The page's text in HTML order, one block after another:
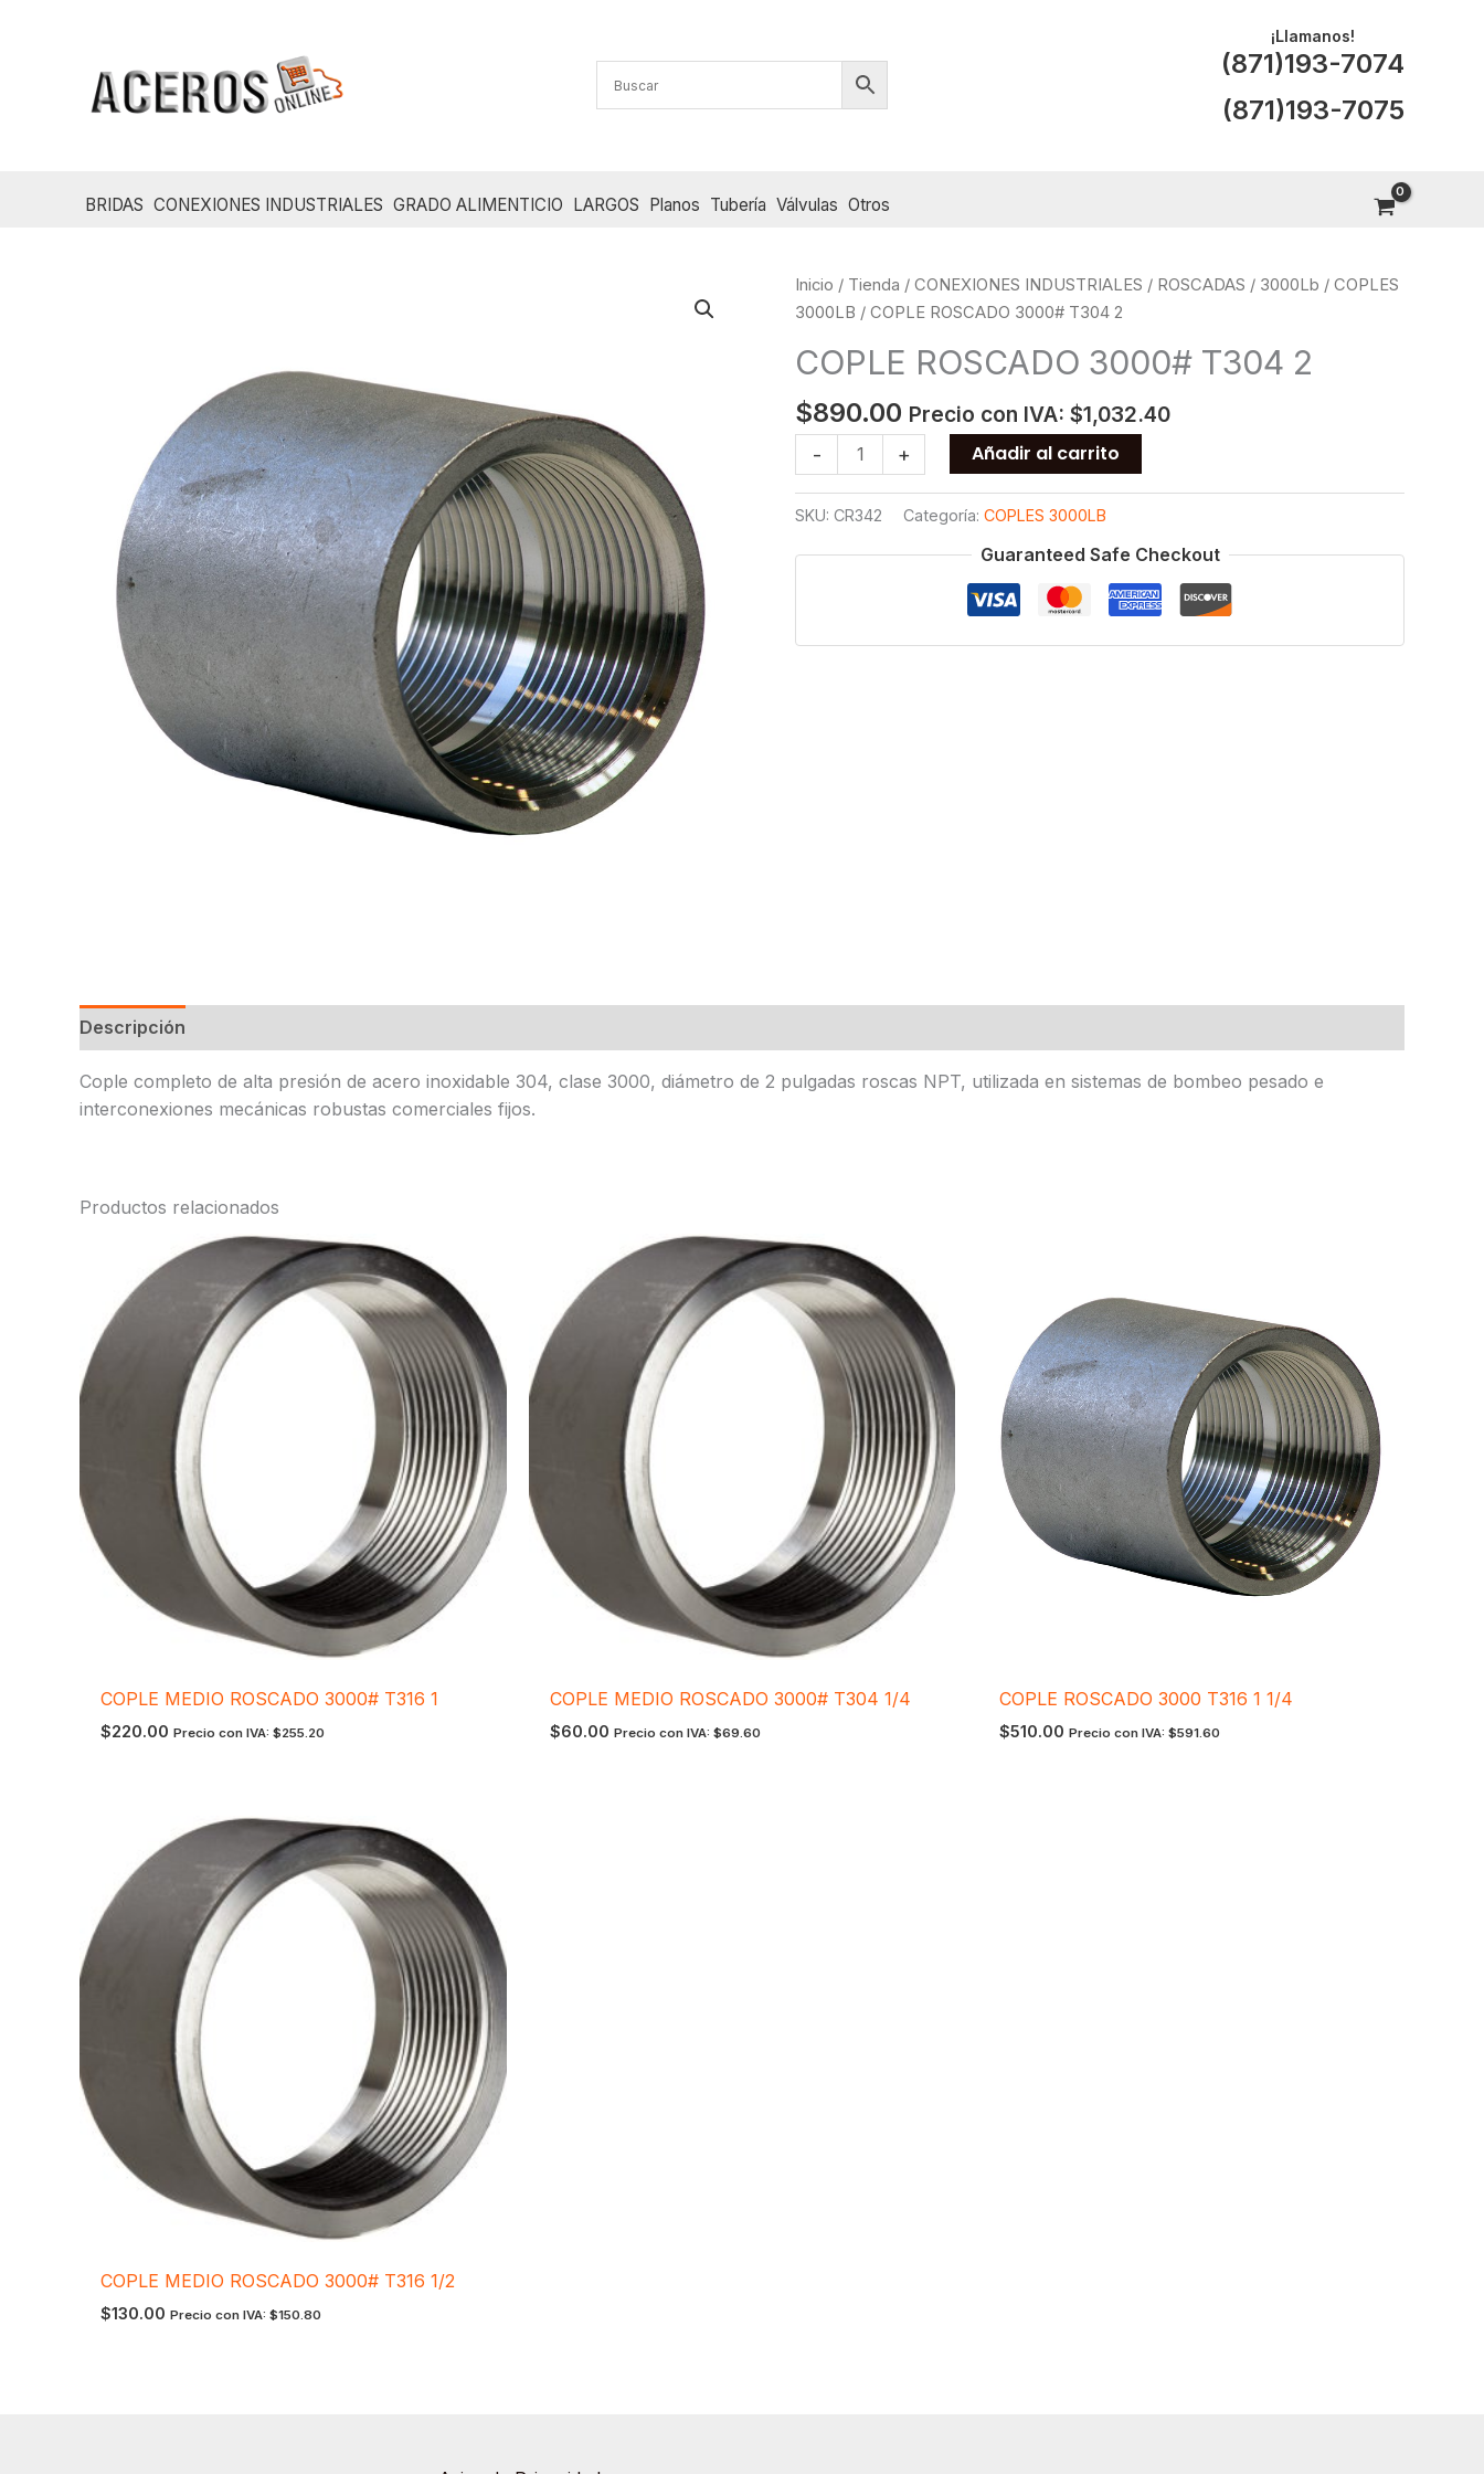
¡Llamanos!
(871)193-7074
(871)193-7075
BRIDAS CONEXIONES INDUSTRIALES GRADO ALIMENTICIO LARGOS Planos Tubería Válvulas Otros
Inicio / Tienda / CONEXIONES INDUSTRIALES / ROSCADAS / 3000Lb / COPLES
3000LB / COPLE ROSCADO 3000# T304 2
COPLE ROSCADO 3000# T304 2
$890.00 Precio con IVA: $1,032.40
-
ROSCADO
2
+ Añadir al carrito
SKU: CR342 Categoría: COPLES 3000LB
Guaranteed Safe Checkout
Descripción
Cople completo de alta presión de acero inoxidable 304, clase 3000, diámetro de 2 pulgadas roscas NPT, utilizada en sistemas de bombeo pesado e
interconexiones mecánicas robustas comerciales fijos.
Productos relacionados
COPLE MEDIO ROSCADO 3000# T316 1
$220.00 Precio con IVA:$255.20
COPLE MEDIO ROSCADO 3000# T304 1/4
$60.00 Precio con IVA: $69.60
COPLE ROSCADO 3000 T316 1 1/4
$510.00 Precio con IVA: $591.60
COPLE MEDIO ROSCADO 3000# T316 1/2
$130.00 Precio con IVA:$150.80